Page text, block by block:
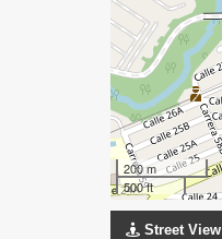
200 m
500 ft
Street View